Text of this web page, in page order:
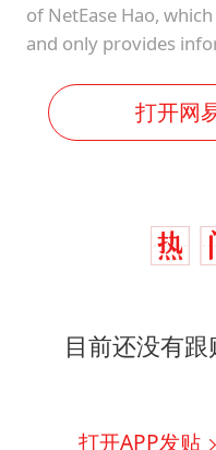
of NetEase Hao,
and only provides
打开网
目前还没有
打开APP发贴